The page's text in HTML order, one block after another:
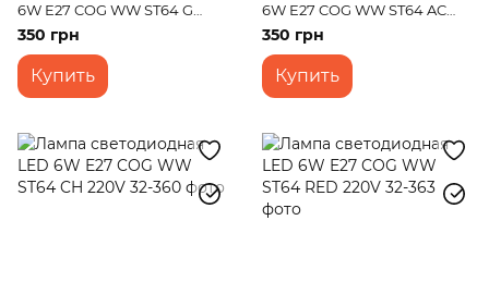
6W E27 COG WW ST64 G
220V
350 грн
Купить
6W E27 COG WW ST64 AC
220V
350 грн
Купить